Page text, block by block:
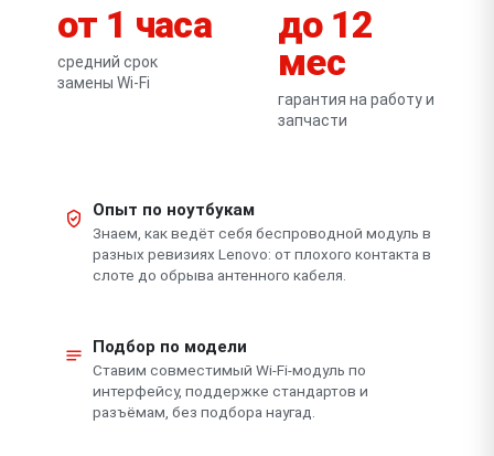
от 1 часа
средний срок
замены Wi-Fi
до 12
мес
гарантия на работу и
запчасти
Опыт по ноутбукам
Знаем, как ведёт себя беспроводной модуль в
разных ревизиях Lenovo: от плохого контакта в
слоте до обрыва антенного кабеля.
Подбор по модели
Ставим совместимый Wi-Fi-модуль по
интерфейсу, поддержке стандартов и
разъёмам, без подбора наугад.